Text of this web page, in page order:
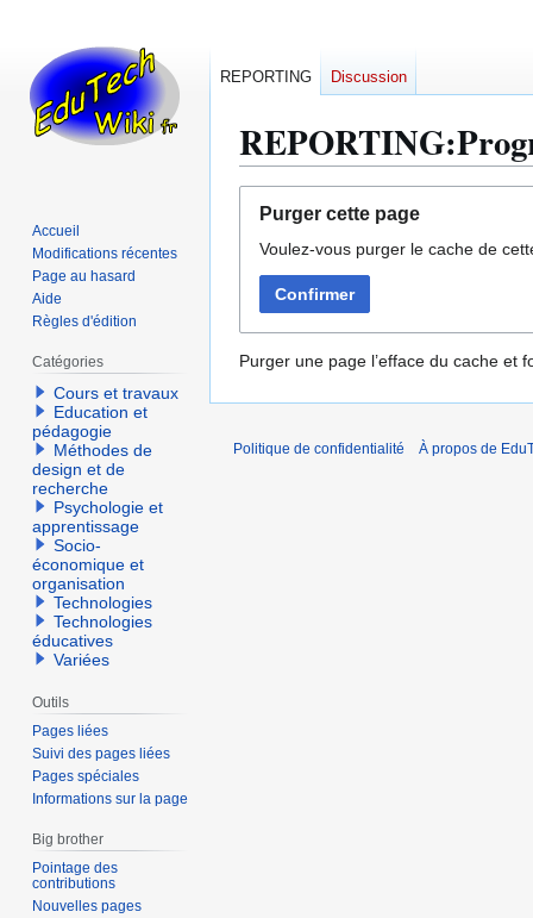
navigation
recherche
Purger cette page
Voulez-vous purger le cache de
Confirmer
Purger une page l’efface du cache et
REPORTING Discussion
Accueil
Modifications récentes
Page au hasard
Aide
Règles d'édition
Catégories
Cours et travaux
Education et
pédagogie
Méthodes de
design et de
recherche
Psychologie et
apprentissage
Socio-
économique et
organisation
Technologies
Technologies
éducatives
Variées
Outils
Pages liées
Suivi des pages liées
Pages spéciales
Informations sur la page
Big brother
Pointage des
contributions
Nouvelles pages
Politique de confidentialité À propos de